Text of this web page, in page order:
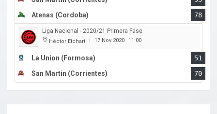
Atenas (Cordoba)
78
Liga Nacional - 2020/21 Primera Fase
Héctor Etchart | 17 Nov 2020 11:00
La Union (Formosa)
51
San Martin (Corrientes)
70